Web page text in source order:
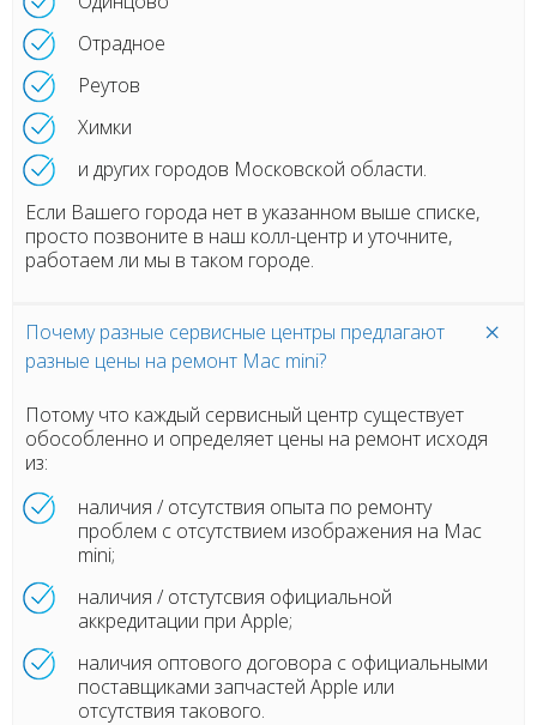
Отрадное
Реутов
Химки
и других городов Московской области.
Если Вашего города нет в указанном выше списке,
просто позвоните в наш колл-центр и уточните,
работаем ли мы в таком городе.
Почему разные сервисные центры предлагают
разные цены на ремонт Mac mini?
Потому что каждый сервисный центр существует
обособленно и определяет цены на ремонт исходя
из:
наличия / отсутствия опыта по ремонту
проблем с отсутствием изображения на Mac
mini;
наличия / отстутсвия официальной
аккредитации при Apple;
наличия оптового договора с официальными
поставщиками запчастей Apple или
отсутствия такового.